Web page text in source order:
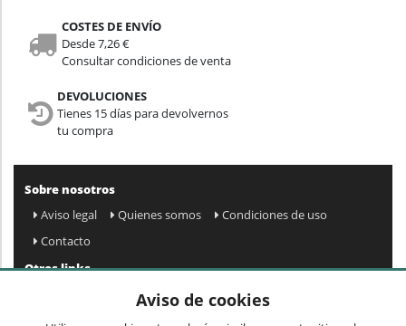
COSTES DE ENVÍO
Desde 7,26 €
Consultar condiciones de venta
DEVOLUCIONES
Tienes 15 días para devolvernos
tu compra
Sobre nosotros
Aviso legal
Quienes somos
Condiciones de uso
Contacto
Otros links
Preguntas frecuentes
Mi cuenta
Condiciones de envío y devolución
Aviso de cookies